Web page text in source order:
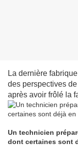
La dernière
des perspectives
après avoir frôlé la
Un technicien
dont certaines sont